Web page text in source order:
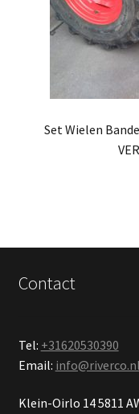
Set Wielen
Contact
Tel: +31620530390
Email: info@riverco.nl
Klein-Oirlo 14 5811